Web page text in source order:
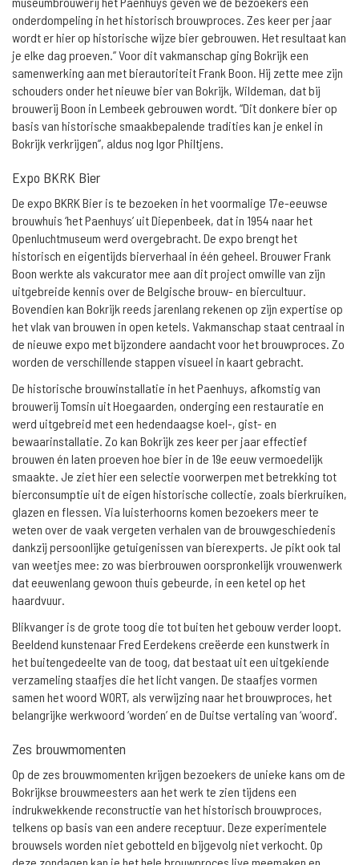
onderdompeling in het historisch brouwproces. Zes keer per jaar
wordt er hier op historische wijze bier gebrouwen. Het resultaat kan
je elke dag proeven.” Voor dit vakmanschap ging Bokrijk een
samenwerking aan met bierautoriteit Frank Boon. Hij zette mee zijn
schouders onder het nieuwe bier van Bokrijk, Wildeman, dat bij
brouwerij Boon in Lembeek gebrouwen wordt. “Dit donkere bier op
basis van historische smaakbepalende tradities kan je enkel in
Bokrijk verkrijgen”, aldus nog Igor Philtjens.
Expo BKRK Bier
De expo BKRK Bier is te bezoeken in het voormalige 17e-eeuwse
brouwhuis ‘het Paenhuys’ uit Diepenbeek, dat in 1954 naar het
Openluchtmuseum werd overgebracht. De expo brengt het
historisch en eigentijds bierverhaal in één geheel. Brouwer Frank
Boon werkte als vakcurator mee aan dit project omwille van zijn
uitgebreide kennis over de Belgische brouw- en biercultuur.
Bovendien kan Bokrijk reeds jarenlang rekenen op zijn expertise op
het vlak van brouwen in open ketels. Vakmanschap staat centraal in
de nieuwe expo met bijzondere aandacht voor het brouwproces. Zo
worden de verschillende stappen visueel in kaart gebracht.
De historische brouwinstallatie in het Paenhuys, afkomstig van
brouwerij Tomsin uit Hoegaarden, onderging een restauratie en
werd uitgebreid met een hedendaagse koel-, gist- en
bewaarinstallatie. Zo kan Bokrijk zes keer per jaar effectief
brouwen én laten proeven hoe bier in de 19e eeuw vermoedelijk
smaakte. Je ziet hier een selectie voorwerpen met betrekking tot
bierconsumptie uit de eigen historische collectie, zoals bierkruiken,
glazen en flessen. Via luisterhoorns komen bezoekers meer te
weten over de vaak vergeten verhalen van de brouwgeschiedenis
dankzij persoonlijke getuigenissen van bierexperts. Je pikt ook tal
van weetjes mee: zo was bierbrouwen oorspronkelijk vrouwenwerk
dat eeuwenlang gewoon thuis gebeurde, in een ketel op het
haardvuur.
Blikvanger is de grote toog die tot buiten het gebouw verder loopt.
Beeldend kunstenaar Fred Eerdekens creëerde een kunstwerk in
het buitengedeelte van de toog, dat bestaat uit een uitgekiende
verzameling staafjes die het licht vangen. De staafjes vormen
samen het woord WORT, als verwijzing naar het brouwproces, het
belangrijke werkwoord ‘worden’ en de Duitse vertaling van ‘woord’.
Zes brouwmomenten
Op de zes brouwmomenten krijgen bezoekers de unieke kans om de
Bokrijkse brouwmeesters aan het werk te zien tijdens een
indrukwekkende reconstructie van het historisch brouwproces,
telkens op basis van een andere receptuur. Deze experimentele
brouwsels worden niet gebotteld en bijgevolg niet verkocht. Op
deze zondagen kan je het hele brouwproces live meemaken en